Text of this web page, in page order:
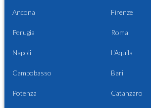
Ancona Firenze
Perugia Roma
Napoli L'Aquila
Campobasso Bari
Potenza Catanzaro